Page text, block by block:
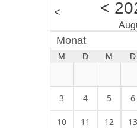
< <
Monat
M D M D
3 4 5 6
10 11 12 13